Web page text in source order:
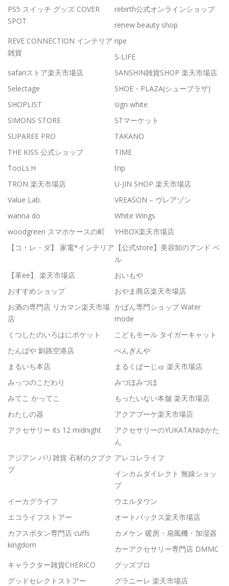
PS5 スイッチ グッズ COVER
SPOT
rebirth公式オンラインショップ
renew beauty shop
REVE CONNECTION インテリア
雑貨
ripe
S-LIFE
safariストア楽天市場店
SANSHIN雑貨SHOP 楽天市場店
Selectage
SHOE・PLAZA(シュープラザ)
SHOPLIST
sign white
SIMONS STORE
STマーケット
SUPAREE PRO
TAKANO
THE KISS 公式ショップ
TIME
TooLs.H
trip
TRON 楽天市場店
U-JIN SHOP 楽天市場店
Value Lab.
VREASON – ヴレアゾン
wanna do
White Wings
woodgreen スマホケースの町
YHBOX楽天市場店
【コ・レ・ダ】 家電*インテリア 【公式store】美容卸のアンド ベ
ル
【革ee】 楽天市場店
おいもや
おすすめショップ
おやま商店楽天市場店
お酒の専門店 リカマン楽天市場
店
かばん専門ショップ Water
mode
くつしたのいろはにポケット
こどもモール タイガーキャット
たんばや 釧路空港店
ぺんぎんや
まるいち本店
まるくぱーじゅ 楽天市場店
みっつのこだわり
みづほみづほ
みてこ かってこ
もったいない本舗 楽天市場店
わたしの器
アクアブーケ楽天市場店
アクセサリー its 12 midnight
アクセサリーのYUKATANゆかた
ん
アジアン バリ雑貨 石材のクプク
プ
アレコレライフ
インカムダイレクト 無線ショッ
プ
イーカグライフ
ウエルタウン
エコライフストアー
オートバックス楽天市場店
カフスボタン専門店 cuffs
kingdom
カメケン 暖房・扇風機・加湿器
カーアクセサリー専門店 DMMC
キャラクター雑貨CHERICO
グッズプロ
グッドセレクトストアー
グラニーレ 楽天市場店